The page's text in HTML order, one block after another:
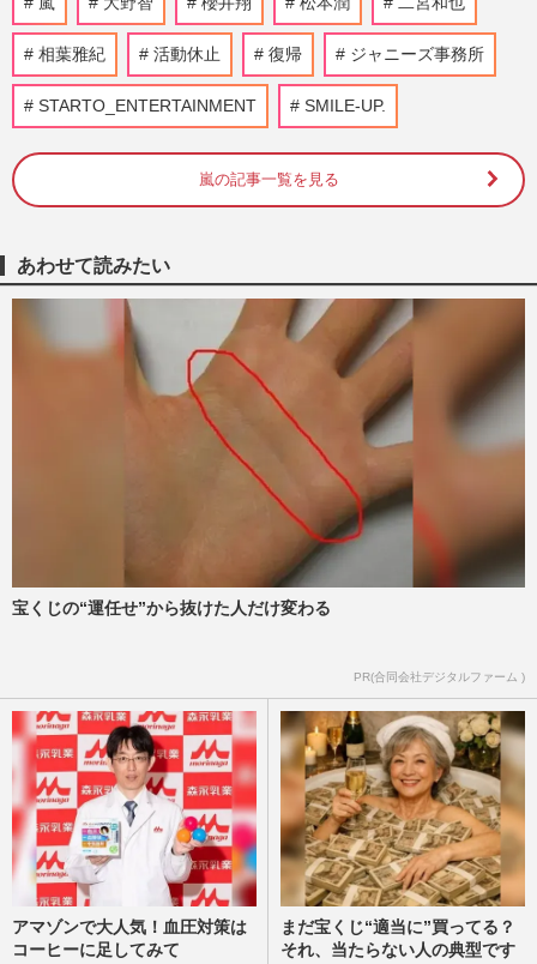
ロデュース！大手配信で“timelesz式”オー
ディション番組が進行中…
週刊女性2026年8月18日・25日号 2026/8/5
『嵐』全メンバーのファンクラブ揃い踏み
で「相場ガン無視」顕著になった大野智
の“強気な価格設定”に悲鳴
週刊女性PRIME 2026/7/21
嵐・大野智、STARTO社の退所発表に秘め
られた“引退”の本音「言わない美学」が示
すグループへの敬意と“5…
週刊女性2026年3月24日・31日号
嵐・大野智、沖縄で個人サロン『さと島』
を開設も「お金の匂いがプンプン」熱狂フ
ァンも困惑する強気な“料…
『嵐』経済効果1000億円ラストツアー後、
松本潤は若手育成に尽力・大野智は沖縄で
自由人、解散後の5色の未…
相葉雅紀 活動休止 復帰 ジャニーズ事務所
STARTO_ENTERTAINMENT SMILE-UP.
嵐の記事一覧を見る
あわせて読みたい
宝くじの“運任せ”から抜けた人だけ変わる
PR(合同会社デジタルファーム )
アマゾンで大人気！血圧対策は
コーヒーに足してみて
まだ宝くじ“適当に”買ってる？
それ、当たらない人の典型です